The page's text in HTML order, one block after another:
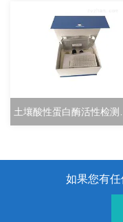
如果您有任